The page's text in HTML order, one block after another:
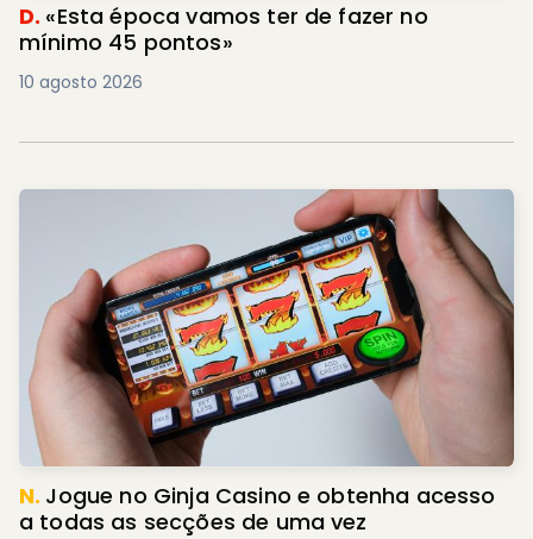
D. «Esta época vamos ter de fazer no
mínimo 45 pontos»
10 agosto 2026
N. Jogue no Ginja Casino e obtenha acesso
a todas as secções de uma vez